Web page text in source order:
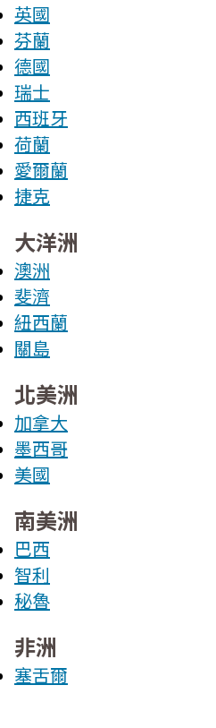
英國
芬蘭
德國
瑞士
西班牙
荷蘭
愛爾蘭
捷克
大洋洲
澳洲
斐濟
紐西蘭
關島
北美洲
加拿大
墨西哥
美國
南美洲
巴西
智利
秘魯
非洲
塞舌爾